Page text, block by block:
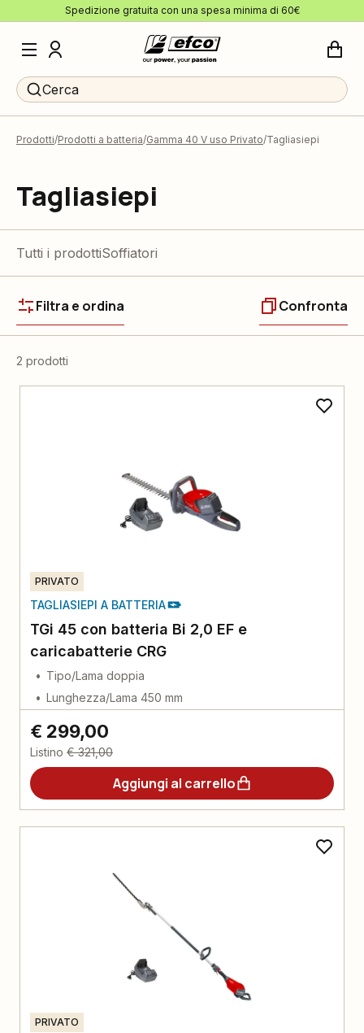
Spedizione gratuita con una spesa minima di 60€
Cerca
Prodotti Prodotti a batteria Gamma 40 V uso Privato Tagliasiepi
Tagliasiepi
Tutti i prodottiSoffiatori
Filtra e ordina Confronta
2 prodotti
PRIVATO
TAGLIASIEPI A BATTERIA
TGi 45 con batteria Bi 2,0 EF e
caricabatterie CRG
Tipo/Lama doppia
Lunghezza/Lama 450 mm
€ 299,00
Listino € 321,00
Aggiungi al carrello
PRIVATO